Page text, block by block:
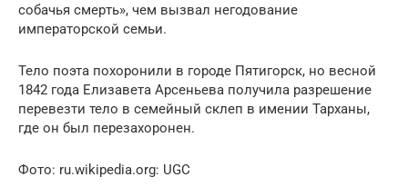
собачья cмepть», чем вызвал негодование
императорской семьи.
Тело поэта похоронили в городе Пятигорск, но весной
1842 года Елизавета Арсеньева получила разрешение
перевезти тело в семейный склеп в имении Тарханы,
где он был перезахоронен.
Фото: ru.wikipedia.org: UGC